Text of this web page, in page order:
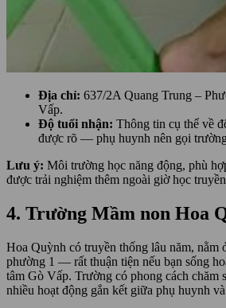
Địa chỉ: 637/2A Quang Trung –
Vấp.
Độ tuổi nhận: Thông tin cụ thể về
được rõ — phụ huynh nên gọi
Lưu ý: Môi trường học năng động, phù
được trải nghiệm thêm ngoài giờ học
4. Trường Mầm non Hoa
Hoa Quỳnh có truyền thống lâu năm, nằm
phường 1 — rất thuận tiện nếu bạn sống
tâm Gò Vấp. Trường có phong cách chăm
nhiều hoạt động gắn kết giữa phụ huynh